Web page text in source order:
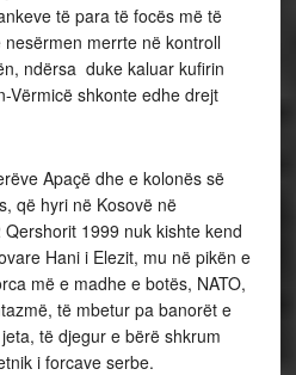
të para të focës më të
merrte në kontroll
ndërsa duke kaluar kufirin
Vërmicë shkonte edhe drejt
Apaçë dhe e kolonës së
që hyri në Kosovë në
1999 nuk kishte kend
Hani i Elezit, mu në pikën e
më e madhe e botës, NATO,
të mbetur pa banorët e
të djegur e bërë shkrum
i forcave serbe.